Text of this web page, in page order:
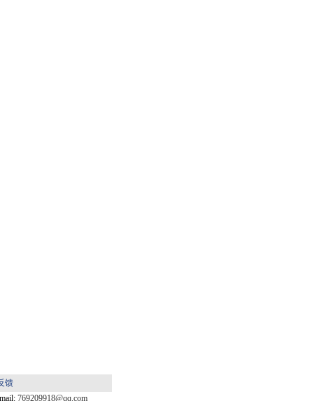
馈
769209918@qq.com